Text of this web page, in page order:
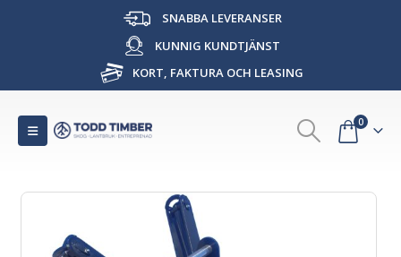
SNABBA LEVERANSER
KUNNIG KUNDTJÄNST
KORT, FAKTURA OCH LEASING
0